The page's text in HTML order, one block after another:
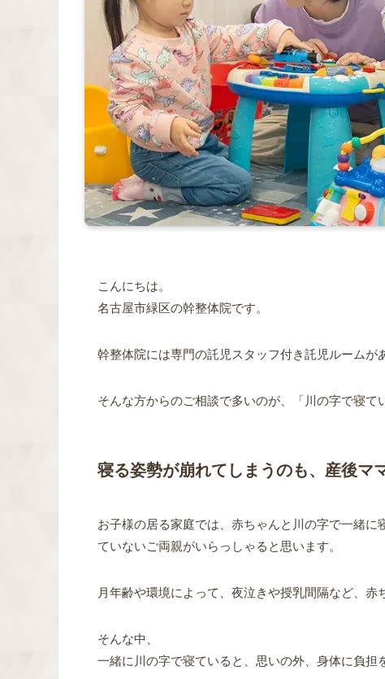
こんにちは。
名古屋市緑区の幹整体院です。
幹整体院には専門の託児スタッフ付き託児ルームが
そんな方からのご相談で多いのが、 「川の字で寝て
寝る姿勢が崩れてしまうのも、産後マ
お子様の居る家庭では、 赤ちゃんと川の字で一緒に
ていないご両親がいらっしゃると思います。
月年齢や環境によって、夜泣きや授乳間隔など、 赤
そんな中、
一緒に川の字で寝ていると、 思いの外、身体に負担